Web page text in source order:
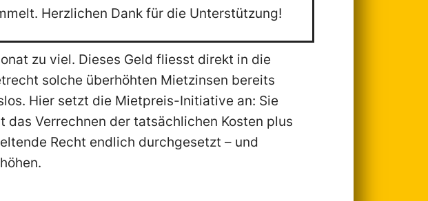
Herzlichen Dank für die Unterstützung!
zu viel. Dieses Geld fliesst direkt in die
solche überhöhten Mietzinsen bereits
Hier setzt die Mietpreis-Initiative an: Sie
Verrechnen der tatsächlichen Kosten plus
Recht endlich durchgesetzt – und